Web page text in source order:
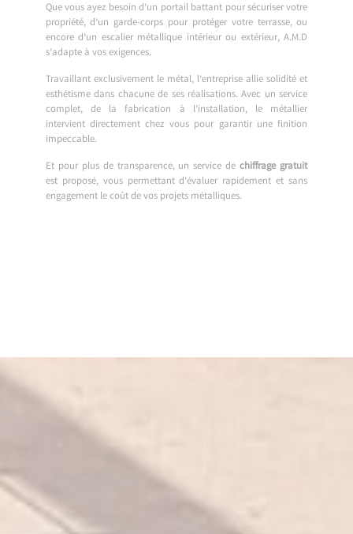
Que vous ayez besoin d’un portail battant pour sécuriser votre
propriété, d’un garde-corps pour protéger votre terrasse, ou
encore d’un escalier métallique intérieur ou extérieur, A.M.D
s’adapte à vos exigences.
Travaillant exclusivement le métal, l’entreprise allie solidité et
esthétisme dans chacune de ses réalisations. Avec un service
complet, de la fabrication à l’installation, le métallier
intervient directement chez vous pour garantir une finition
impeccable.
Et pour plus de transparence, un service dechiffrage gratuit
est proposé, vous permettant d’évaluer rapidement et sans
engagement le coût de vos projets métalliques.